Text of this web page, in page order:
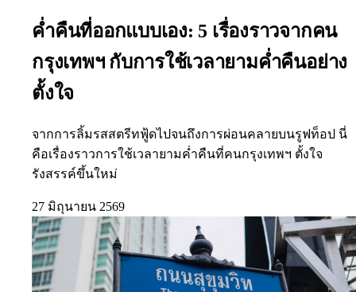
ค่ำคืนที่ออกแบบเอง: 5 เรื่องราวจากคน
กรุงเทพฯ กับการใช้เวลายามค่ำคืนอย่าง
ตั้งใจ
จากการลิ้มรสสตรีทฟู้ดไปจนถึงการผ่อนคลายบนรูฟท็อป นี่
คือเรื่องราวการใช้เวลายามค่ำคืนที่คนกรุงเทพฯ ตั้งใจ
รังสรรค์ขึ้นใหม่
27 มิถุนายน 2569